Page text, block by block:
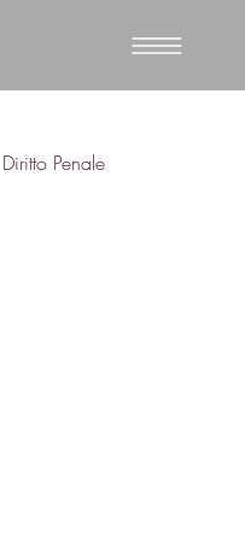
Diritto Penale